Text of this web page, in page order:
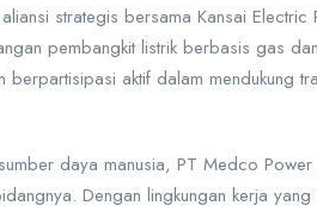
strategis bersama Kansai
pembangkit listrik berbasis gas
aktif dalam mendukung
daya manusia, PT Medco
Dengan lingkungan kerja